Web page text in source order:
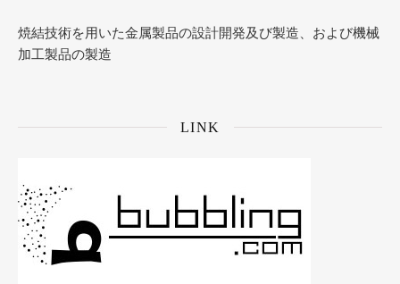
焼結技術を用いた金属製品の設計開発及び製造、および機械
加工製品の製造
LINK